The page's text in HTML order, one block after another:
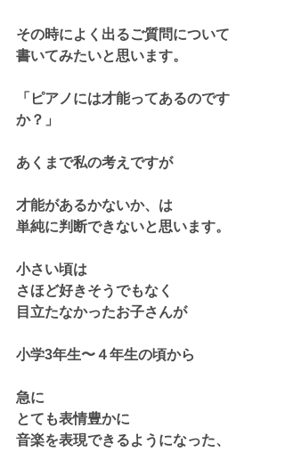
その時によく出るご質問について
書いてみたいと思います。
「ピアノには才能ってあるのです
か？」
あくまで私の考えですが
才能があるかないか、は
単純に判断できないと思います。
小さい頃は
さほど好きそうでもなく
目立たなかったお子さんが
小学3年生〜４年生の頃から
急に
とても表情豊かに
音楽を表現できるようになった、